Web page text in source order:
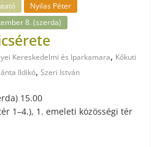
Nyilas Péter
8. (szerda)
Kereskedelmi és Iparkamara, Kőkuti
Ildikó,Szeri István
15.00
1–4.), 1. emeleti közösségi tér